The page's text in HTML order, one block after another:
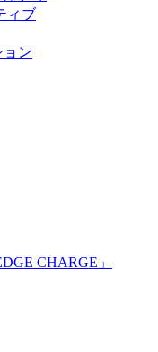
ィブ
ョン
CHARGE」